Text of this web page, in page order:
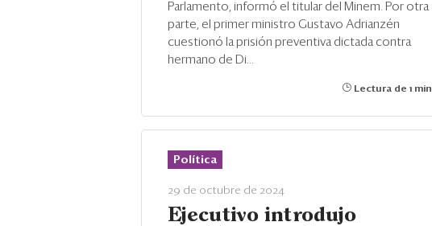
Parlamento, informó el titular del Minem. Por otra
parte, el primer ministro Gustavo Adrianzén
cuestionó la prisión preventiva dictada contra
hermano de Di...
Lectura de 1 min
Política
29 de octubre de 2024
Ejecutivo introdujo